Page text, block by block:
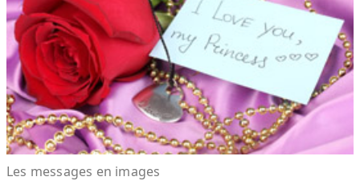
Les messages en images